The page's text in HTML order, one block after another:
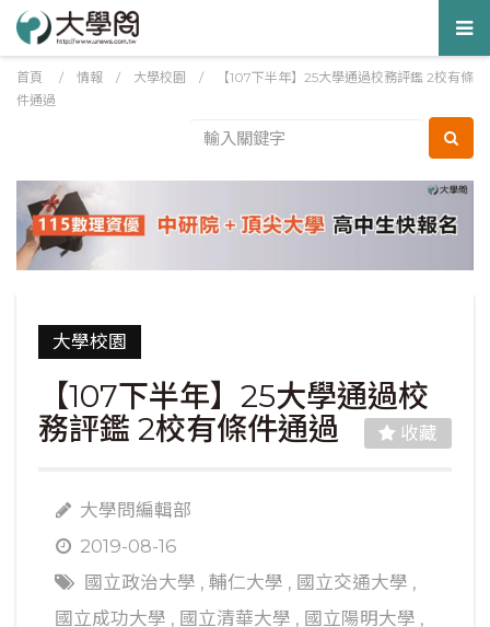
首頁 / 情報 / 大學校園 /
【107下半年】25大學通過校務評鑑 2校有條
件通過
大學校園
【107下半年】25大學通過校
務評鑑 2校有條件通過
收藏
大學問編輯部
2019-08-16
國立政治大學 , 輔仁大學 , 國立交通大學 ,
國立成功大學 , 國立清華大學 , 國立陽明大學 ,